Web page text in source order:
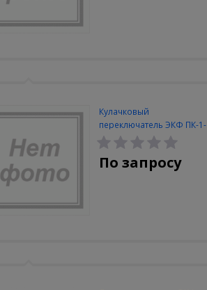
Кулачковый
переключатель ЭКФ ПК-1-
43 10А 3Р "1-0-2"
По запросу